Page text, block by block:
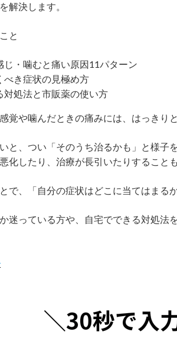
解決します。
と
じ・噛むと痛い原因11パターン
べき症状の見極め方
対処法と市販薬の使い方
覚や噛んだときの痛みには、はっきり
と、つい「そのうち治るかも」と様子
化したり、治療が長引いたりすることも
で、「自分の症状はどこに当てはまる
迷っている方や、自宅でできる対処法